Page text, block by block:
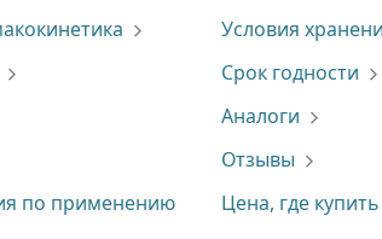
по применению
Условия
Срок годности
Аналоги
Отзывы
Цена, где купить